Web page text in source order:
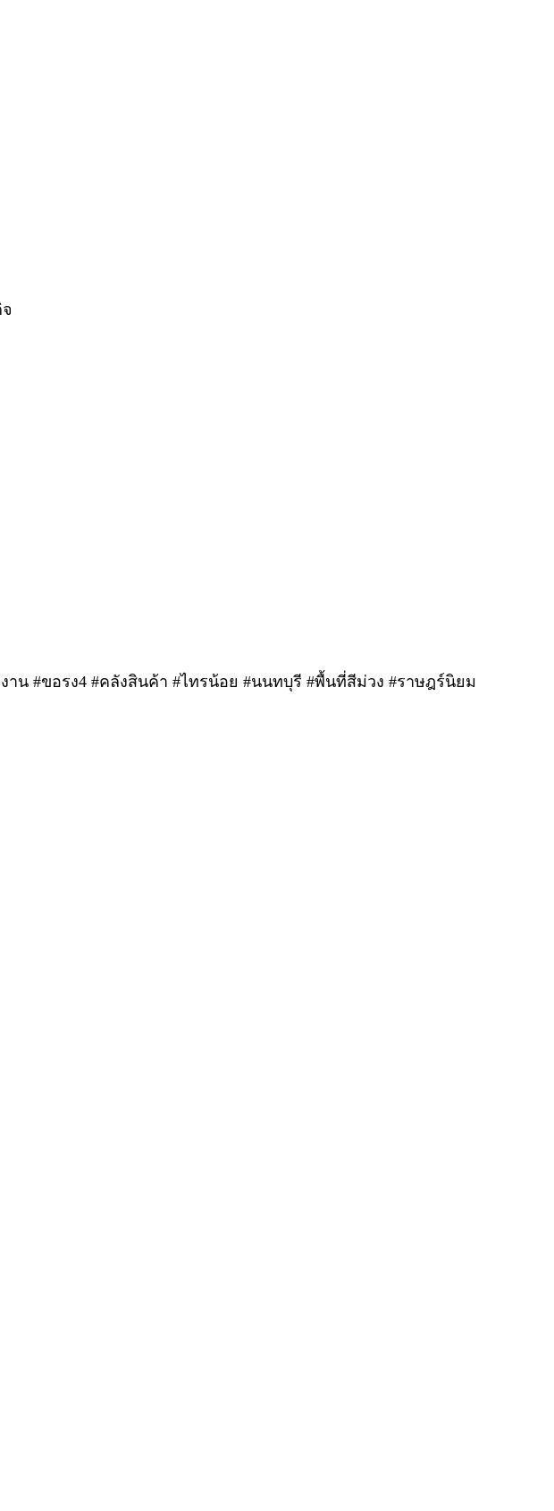
น #ขอรง4 #คลังสินค้า #ไทรน้อย #นนทบุรี #พื้นที่สีม่วง #ราษฎร์นิยม